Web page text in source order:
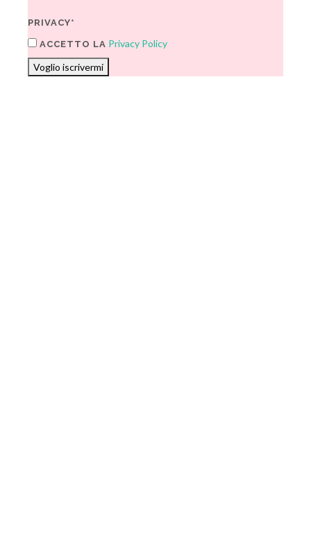
PRIVACY*
ACCETTO LA Privacy Policy
Voglio iscrivermi